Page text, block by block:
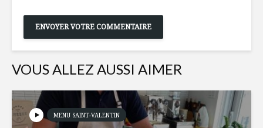
VOUS ALLEZ AUSSI AIMER
MENU SAINT-VALENTIN